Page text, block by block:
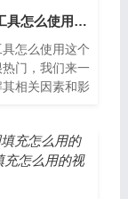
机械绘图工具怎么使用(机械制图绘图工具怎么用)
怎么使用这个
门，我们来一
相关因素和影
...